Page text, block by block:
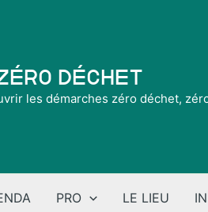
Déchet
les démarches zéro déchet,
PRO LE LIEU